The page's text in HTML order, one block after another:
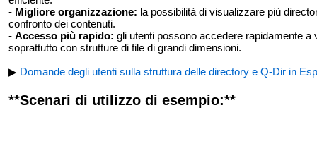
- Migliore organizzazione: la possibilità di visualizzare più
confronto dei contenuti.
- Accesso più rapido: gli utenti possono accedere rapidamente
soprattutto con strutture di file di grandi dimensioni.
▶ Domande degli utenti sulla struttura delle directory e Q-Dir in
**Scenari di utilizzo di esempio:**